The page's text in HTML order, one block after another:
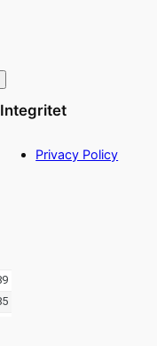
Integritet
Privacy Policy